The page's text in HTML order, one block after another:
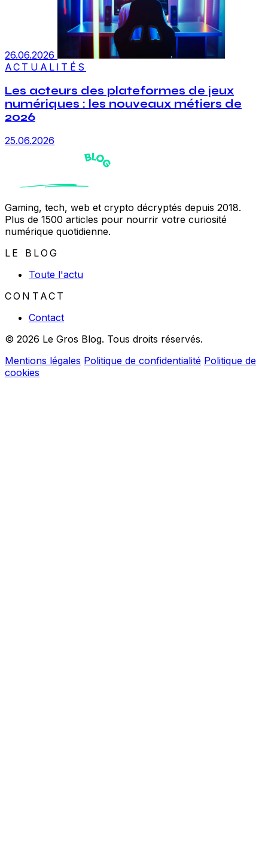
26.06.2026
ACTUALITÉS
Les acteurs des plateformes de jeux
numériques : les nouveaux métiers de
2026
25.06.2026
Gaming, tech, web et crypto décryptés depuis 2018.
Plus de 1500 articles pour nourrir votre curiosité
numérique quotidienne.
LE BLOG
Toute l'actu
CONTACT
Contact
© 2026 Le Gros Blog. Tous droits réservés.
Mentions légales Politique de confidentialité Politique de
cookies